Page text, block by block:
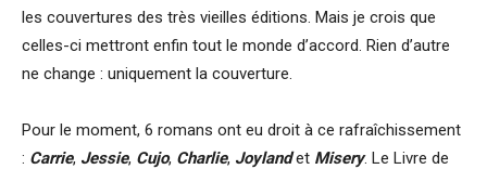
les couvertures des très vieilles éditions. Mais je crois que
celles-ci mettront enfin tout le monde d’accord. Rien d’autre
ne change : uniquement la couverture.
Pour le moment, 6 romans ont eu droit à ce rafraîchissement
: Carrie, Jessie, Cujo, Charlie, Joylandet Misery. Le Livre de